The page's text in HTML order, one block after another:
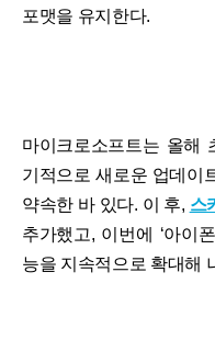
포맷을 유지한다.
마이크로소프트는 올해
기적으로 새로운 업데이
약속한 바 있다. 이 후, 스
추가했고, 이번에 ‘아이
능을 지속적으로 확대해